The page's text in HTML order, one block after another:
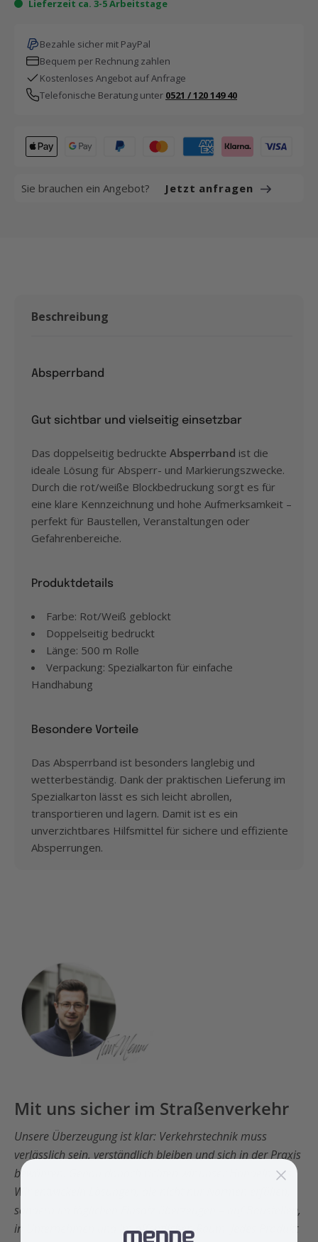
Lieferzeit ca. 3-5 Arbeitstage
Bezahle sicher mit PayPal
Bequem per Rechnung zahlen
Kostenloses Angebot auf Anfrage
Telefonische Beratung unter 0521 / 120 149 40
Sie brauchen ein Angebot? Jetzt anfragen
Beschreibung
Absperrband
Gut sichtbar und vielseitig einsetzbar
Das doppelseitig bedruckte Absperrband ist die
ideale Lösung für Absperr- und Markierungszwecke.
Durch die rot/weiße Blockbedruckung sorgt es für
eine klare Kennzeichnung und hohe Aufmerksamkeit –
perfekt für Baustellen, Veranstaltungen oder
Gefahrenbereiche.
Produktdetails
Farbe: Rot/Weiß geblockt
Doppelseitig bedruckt
Länge: 500 m Rolle
Verpackung: Spezialkarton für einfache
Handhabung
Besondere Vorteile
Das Absperrband ist besonders langlebig und
wetterbeständig. Dank der praktischen Lieferung im
Spezialkarton lässt es sich leicht abrollen,
transportieren und lagern. Damit ist es ein
unverzichtbares Hilfsmittel für sichere und effiziente
Absperrungen.
Mit uns sicher im Straßenverkehr
Unsere Überzeugung ist klar: Verkehrstechnik muss
verlässlich sein, verständlich bleiben und sich in der Praxis
bewähren. Genau danach richten wir unser Handeln aus.
Wir entwickeln Lösungen, die nicht nur Normen erfüllen,
sondern im täglichen Einsatz überzeugen – auf Baustellen,
in Unternehmen und im öffentlichen Raum. Jedes Produkt